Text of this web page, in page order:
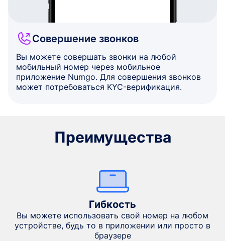
Совершение звонков
Вы можете совершать звонки на любой
мобильный номер через мобильное
приложение Numgo. Для совершения звонков
может потребоваться KYC-верификация.
Преимущества
Гибкость
Вы можете использовать свой номер на любом
устройстве, будь то в приложении или просто в
браузере